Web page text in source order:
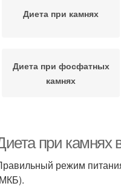
Диета при камнях
Диета при фосфатных
камнях
при камнях
режим